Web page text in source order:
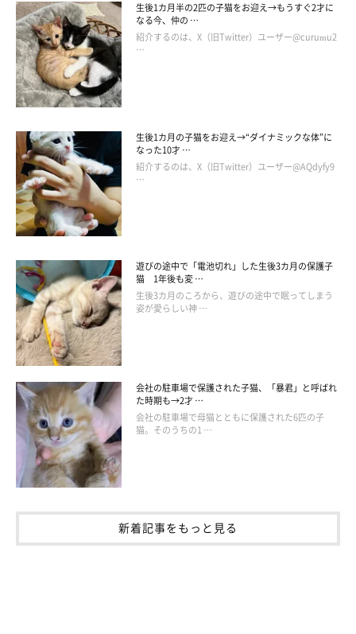
生後1カ月半の2匹の子猫をお迎え→もうすぐ2才に
なる今、仲の …
紹介するのは、X（旧Twitter）ユーザー@curumu2
…
生後1カ月の子猫をお迎え→“ダイナミックな体”に
なった10才 …
紹介するのは、X（旧Twitter）ユーザー@AQdyfy9
…
遊びの途中で「電池切れ」した生後3カ月の保護子
猫 1年後も変 …
生後3カ月のころから、遊びの途中で眠ってしまう
姿が愛らしい神 …
会社の駐車場で保護された子猫、「暴君」と呼ばれ
た時期も→2才 …
会社の駐車場で母猫とともに保護された6匹の子
猫。そのうちの1 …
新着記事をもっと見る